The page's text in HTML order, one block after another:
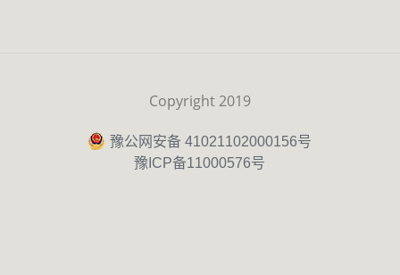
Copyright 2019
豫公网安备 41021102000156号
豫ICP备11000576号